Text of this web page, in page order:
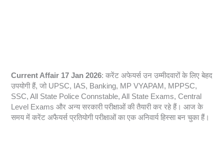
Current Affair 17 Jan 2026: करेंट अफेयर्स उन उम्मीदवारों के लिए बेहद
उपयोगी हैं, जो UPSC, IAS, Banking, MP VYAPAM, MPPSC,
SSC, All State Police Connstable, All State Exams, Central
Level Exams और अन्य सरकारी परीक्षाओं की तैयारी कर रहे हैं। आज के
समय में करेंट अफैयर्स प्रतियोगी परीक्षाओं का एक अनिवार्य हिस्सा बन चुका हैं।